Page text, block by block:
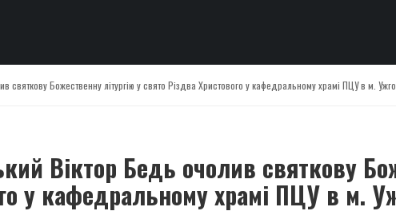
святкову Божественну літургію у свято Різдва Христового у кафедральному храмі ПЦУ в м.
Віктор Бедь очолив святкову
у кафедральному храмі ПЦУ в м.